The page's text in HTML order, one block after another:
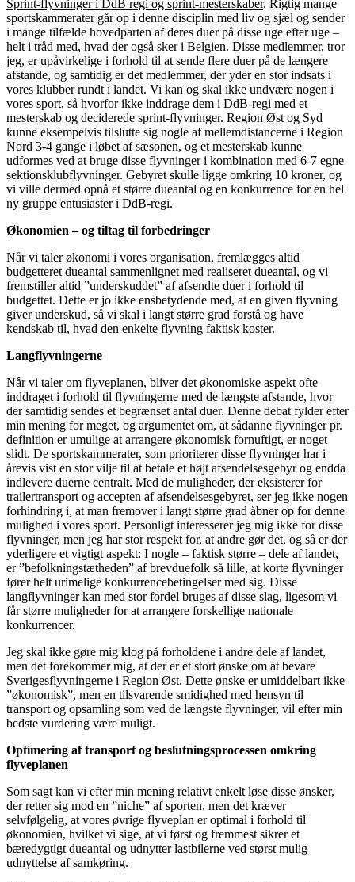
Sprint-flyvninger i DdB regi og sprint-mesterskaber. Rigtig mange
sportskammerater går op i denne disciplin med liv og sjæl og sender
i mange tilfælde hovedparten af deres duer på disse uge efter uge –
helt i tråd med, hvad der også sker i Belgien. Disse medlemmer, tror
jeg, er upåvirkelige i forhold til at sende flere duer på de længere
afstande, og samtidig er det medlemmer, der yder en stor indsats i
vores klubber rundt i landet. Vi kan og skal ikke undvære nogen i
vores sport, så hvorfor ikke inddrage dem i DdB-regi med et
mesterskab og deciderede sprint-flyvninger. Region Øst og Syd
kunne eksempelvis tilslutte sig nogle af mellemdistancerne i Region
Nord 3-4 gange i løbet af sæsonen, og et mesterskab kunne
udformes ved at bruge disse flyvninger i kombination med 6-7 egne
sektionsklubflyvninger. Gebyret skulle ligge omkring 10 kroner, og
vi ville dermed opnå et større dueantal og en konkurrence for en hel
ny gruppe entusiaster i DdB-regi.
Økonomien – og tiltag til forbedringer
Når vi taler økonomi i vores organisation, fremlægges altid
budgetteret dueantal sammenlignet med realiseret dueantal, og vi
fremstiller altid ”underskuddet” af afsendte duer i forhold til
budgettet. Dette er jo ikke ensbetydende med, at en given flyvning
giver underskud, så vi skal i langt større grad forstå og have
kendskab til, hvad den enkelte flyvning faktisk koster.
Langflyvningerne
Når vi taler om flyveplanen, bliver det økonomiske aspekt ofte
inddraget i forhold til flyvningerne med de længste afstande, hvor
der samtidig sendes et begrænset antal duer. Denne debat fylder efter
min mening for meget, og argumentet om, at sådanne flyvninger pr.
definition er umulige at arrangere økonomisk fornuftigt, er noget
slidt. De sportskammerater, som prioriterer disse flyvninger har i
årevis vist en stor vilje til at betale et højt afsendelsesgebyr og endda
indlevere duerne centralt. Med de muligheder, der eksisterer for
trailertransport og accepten af afsendelsesgebyret, ser jeg ikke nogen
forhindring i, at man fremover i langt større grad åbner op for denne
mulighed i vores sport. Personligt interesserer jeg mig ikke for disse
flyvninger, men jeg har stor respekt for, at andre gør det, og så er der
yderligere et vigtigt aspekt: I nogle – faktisk større – dele af landet,
er ”befolkningstætheden” af brevduefolk så lille, at korte flyvninger
fører helt urimelige konkurrencebetingelser med sig. Disse
langflyvninger kan med stor fordel bruges af disse slag, ligesom vi
får større muligheder for at arrangere forskellige nationale
konkurrencer.
Jeg skal ikke gøre mig klog på forholdene i andre dele af landet,
men det forekommer mig, at der er et stort ønske om at bevare
Sverigesflyvningerne i Region Øst. Dette ønske er umiddelbart ikke
”økonomisk”, men en tilsvarende smidighed med hensyn til
transport og opsamling som ved de længste flyvninger, vil efter min
bedste vurdering være muligt.
Optimering af transport og beslutningsprocessen omkring
flyveplanen
Som sagt kan vi efter min mening relativt enkelt løse disse ønsker,
der retter sig mod en ”niche” af sporten, men det kræver
selvfølgelig, at vores øvrige flyveplan er optimal i forhold til
økonomien, hvilket vi sige, at vi først og fremmest sikrer et
bæredygtigt dueantal og udnytter lastbilerne ved størst mulig
udnyttelse af samkøring.